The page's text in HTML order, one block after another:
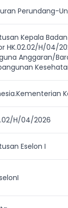
Perundang-
Kepala
HK.02.02/H/04/
Anggaran/
H/04/2026
Eselon I